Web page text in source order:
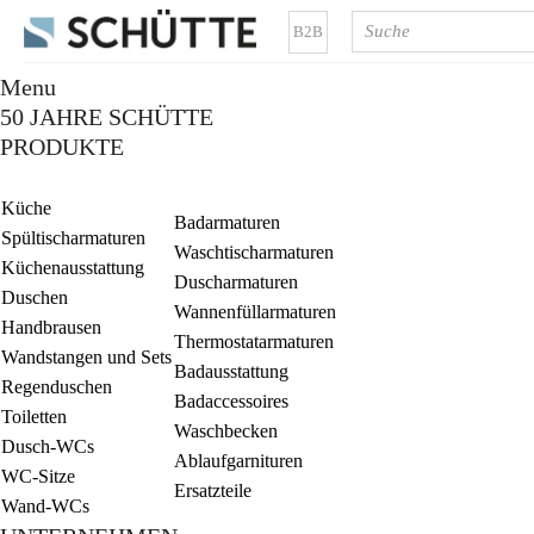
B2B
Menu
50 JAHRE SCHÜTTE
PRODUKTE
Küche
Spültischarmaturen
Küchenausstattung
Duschen
Handbrausen
Wandstangen und Sets
Regenduschen
Toiletten
Dusch-WCs
WC-Sitze
Wand-WCs
Badarmaturen
Waschtischarmaturen
Duscharmaturen
Wannenfüllarmaturen
Thermostatarmaturen
Badausstattung
Badaccessoires
Waschbecken
Ablaufgarnituren
Ersatzteile